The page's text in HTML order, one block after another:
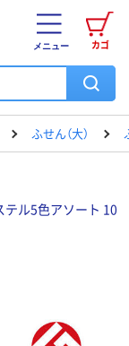
カゴ
メニュー
ふせん（大）
ル5色アソート 10